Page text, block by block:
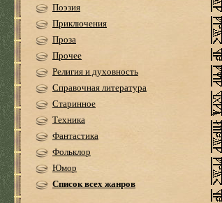
Поэзия
Приключения
Проза
Прочее
Религия и духовность
Справочная литература
Старинное
Техника
Фантастика
Фольклор
Юмор
Список всех жанров